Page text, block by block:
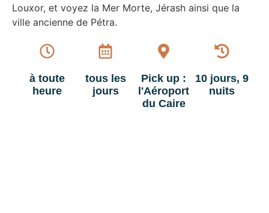
Louxor, et voyez la Mer Morte, Jérash ainsi que la
ville ancienne de Pétra.
à toute
heure
tous les
jours
Pick up :
l'Aéroport
du Caire
10 jours, 9
nuits